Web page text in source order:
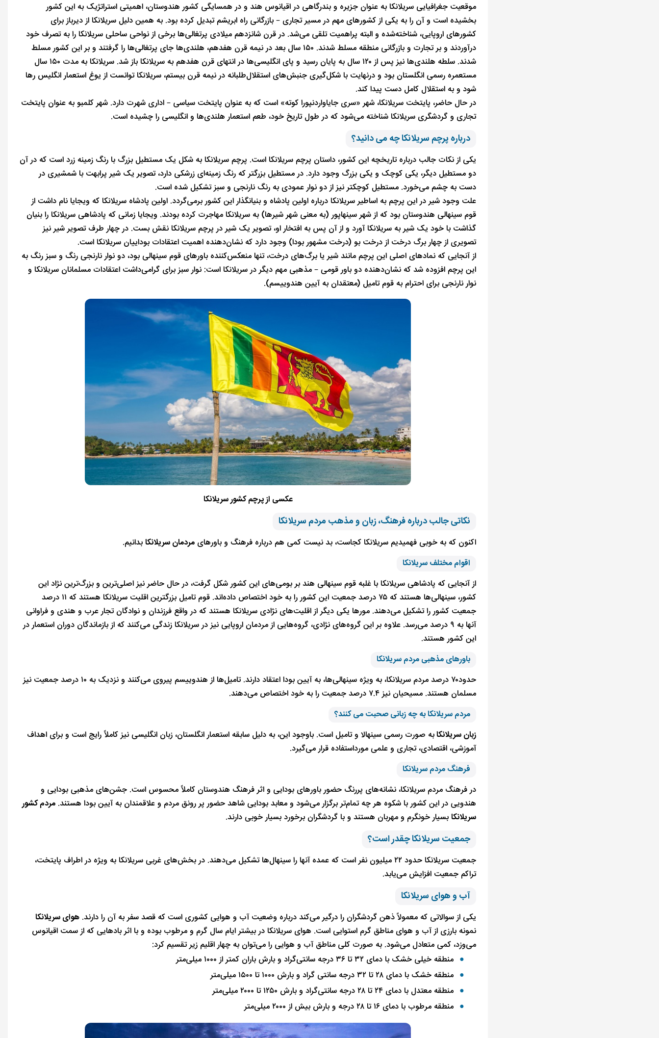
موقعیت جغرافیایی سریلانکا به عنوان جزیره‌ و بندرگاهی در اقیانوس هند و در همسایگی کشور هندوستان، اهمیتی استراتژیک به این کشور
بخشیده است و آن را به یکی از کشورهای مهم در مسیر تجاری – بازرگانی راه ابریشم تبدیل کرده بود. به همین دلیل سریلانکا از دیرباز برای
کشورهای اروپایی، شناخته‌شده و البته پراهمیت تلقی می‌شد. در قرن شانزدهم میلادی پرتغالی‌ها برخی از نواحی ساحلی سریلانکا را به تصرف خود
درآوردند و بر تجارت و بازرگانی منطقه مسلط شدند. ۱۵۰ سال بعد در نیمه قرن هفدهم، هلندی‌ها جای پرتغالی‌ها را گرفتند و بر این کشور مسلط
شدند. سلطه هلندی‌ها نیز پس از ۱۲۰ سال به پایان رسید و پای انگلیسی‌ها در انتهای قرن هفدهم به سریلانکا باز شد. سریلانکا به مدت ۱۵۰ سال
مستعمره رسمی انگلستان بود و درنهایت با شکل‌گیری جنبش‌های استقلال‌طلبانه در نیمه قرن بیستم، سریلانکا توانست از یوغ استعمار انگلیس رها
شود و به استقلال کامل دست پیدا کند.
در حال حاضر، پایتخت سریلانکا، شهر «سری جایاواردنپورا کوته» است که به عنوان پایتخت سیاسی – اداری شهرت دارد. شهر کلمبو به عنوان پایتخت
تجاری و گردشگری سریلانکا شناخته می‌شود که در طول تاریخ خود، طعم استعمار هلندی‌ها و انگلیسی را چشیده است.
درباره پرچم سریلانکا چه می دانید؟
یکی از نکات جالب درباره تاریخچه این کشور، داستان پرچم سریلانکا است. پرچم سریلانکا به شکل یک مستطیل بزرگ با رنگ زمینه زرد است که در آن
دو مستطیل دیگر، یکی کوچک و یکی بزرگ وجود دارد. در مستطیل بزرگتر که رنگ زمینه‌ای زرشکی دارد، تصویر یک شیر پرابهت با شمشیری در
دست به چشم می‌خورد. مستطیل کوچکتر نیز از دو نوار عمودی به رنگ نارنجی و سبز تشکیل شده است.
علت وجود شیر در این پرچم به اساطیر سریلانکا درباره اولین پادشاه و بنیانگذار این کشور برمی‌گردد. اولین پادشاه سریلانکا که ویجایا نام داشت از
قوم سینهالی هندوستان بود که از شهر سینهاپور (به معنی شهر شیرها) به سریلانکا مهاجرت کرده بودند. ویجایا زمانی که پادشاهی سریلانکا را بنیان
گذاشت با خود یک شیر به سریلانکا آورد و از آن پس به افتخار او، تصویر یک شیر در پرچم سریلانکا نقش بست. در چهار طرف تصویر شیر نیز
تصویری از چهار برگ درخت از درخت بو (درخت مشهور بودا) وجود دارد که نشان‌دهنده اهمیت اعتقادات بوداییان سریلانکا است.
از آنجایی که نمادهای اصلی این پرچم مانند شیر یا برگ‌های درخت، تنها منعکس‌کننده باورهای قوم سینهالی بود، دو نوار نارنجی رنگ و سبز رنگ به
این پرچم افزوده شد که نشان‌دهنده دو باور قومی – مذهبی مهم دیگر در سریلانکا است: نوار سبز برای گرامی‌داشت اعتقادات مسلمانان سریلانکا و
نوار نارنجی برای احترام به قوم تامیل (معتقدان به آیین هندوییسم).
عکسی از پرچم کشور سریلانکا
نکاتی جالب درباره فرهنگ، زبان و مذهب مردم سریلانکا
اکنون که به خوبی فهمیدیم سریلانکا کجاست، بد نیست کمی هم درباره فرهنگ و باورهای مردمان سریلانکابدانیم.
اقوام مختلف سریلانکا
از آنجایی که پادشاهی سریلانکا با غلبه قوم سینهالی هند بر بومی‌های این کشور شکل گرفت، در حال حاضر نیز اصلی‌ترین و بزرگ‌ترین نژاد این
کشور، سینهالی‌ها هستند که ۷۵ درصد جمعیت این کشور را به خود اختصاص داده‌اند. قوم تامیل بزرگترین اقلیت سریلانکا هستند که ۱۱ درصد
جمعیت کشور را تشکیل می‌دهند. مورها یکی دیگر از اقلیت‌های نژادی سریلانکا هستند که در واقع فرزندان و نوادگان تجار عرب و هندی و فراوانی‌
آنها به ۹ درصد می‌رسد. علاوه بر این گروه‌های نژادی، گروه‌هایی از مردمان اروپایی نیز در سریلانکا زندگی می‌کنند که از بازماندگان دوران استعمار در
این کشور هستند.
باورهای مذهبی مردم سریلانکا
حدود۷۰ درصد مردم سریلانکا، به ویژه سینهالی‌ها، به آیین بودا اعتقاد دارند. تامیل‌ها از هندوییسم پیروی می‌کنند و نزدیک به ۱۰ درصد جمعیت نیز
مسلمان هستند. مسیحیان نیز ۷.۴ درصد جمعیت را به خود اختصاص می‌دهند.
مردم سریلانکا به چه زبانی صحبت می کنند؟
زبان سریلانکابه صورت رسمی سینهالا و تامیل است. باوجود این، به دلیل سابقه استعمار انگلستان، زبان انگلیسی نیز کاملاً رایج است و برای اهداف
آموزشی، اقتصادی، تجاری و علمی مورداستفاده قرار می‌گیرد.
فرهنگ مردم سریلانکا
در فرهنگ مردم سریلانکا، نشانه‌های پررنگ حضور باورهای بودایی و اثر فرهنگ هندوستان کاملاً محسوس است. جشن‌های مذهبی بودایی و
هندویی در این کشور با شکوه هر چه تمام‌تر برگزار می‌شود و معابد بودایی شاهد حضور پر رونق مردم و علاقمندان به آیین بودا هستند. مردم کشور
سریلانکابسیار خونگرم و مهربان هستند و با گردشگران برخورد بسیار خوبی دارند.
جمعیت سریلانکا چقدر است؟
جمعیت سریلانکا حدود ۲۲ میلیون نفر است که عمده آنها را سینهال‌ها تشکیل می‌دهند. در بخش‌های غربی سریلانکا به ویژه در اطراف پایتخت،
تراکم جمعیت افزایش می‌یابد.
آب و هوای سریلانکا
یکی از سوالاتی که معمولاً ذهن گردشگران را درگیر می‌کند درباره وضعیت آب و هوایی کشوری است که قصد سفر به آن را دارند. هوای سریلانکا
نمونه بارزی از آب و هوای مناطق گرم استوایی است. هوای سریلانکا در بیشتر ایام سال گرم و مرطوب بوده و با اثر بادهایی که از سمت اقیانوس
می‌وزد، کمی متعادل می‌شود. به صورت کلی مناطق آب و هوایی را می‌توان به چهار اقلیم زیر تقسیم کرد:
منطقه خیلی خشک با دمای ۳۲ تا ۳۶ درجه سانتی‌گراد و بارش باران کمتر از ۱۰۰۰ میلی‌متر
منطقه خشک با دمای ۲۸ تا ۳۲ درجه سانتی گراد و بارش ۱۰۰۰ تا ۱۵۰۰ میلی‌متر
منطقه معتدل با دمای ۲۴ تا ۲۸ درجه سانتی‌گراد و بارش ۱۲۵۰ تا ۲۰۰۰ میلی‌متر
منطقه مرطوب با دمای ۱۶ تا ۲۸ درجه و بارش بیش از ۲۰۰۰ میلی‌متر